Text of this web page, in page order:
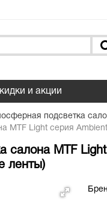
и акции
подсветка
MTF Light серия
салона MTF
ленты)